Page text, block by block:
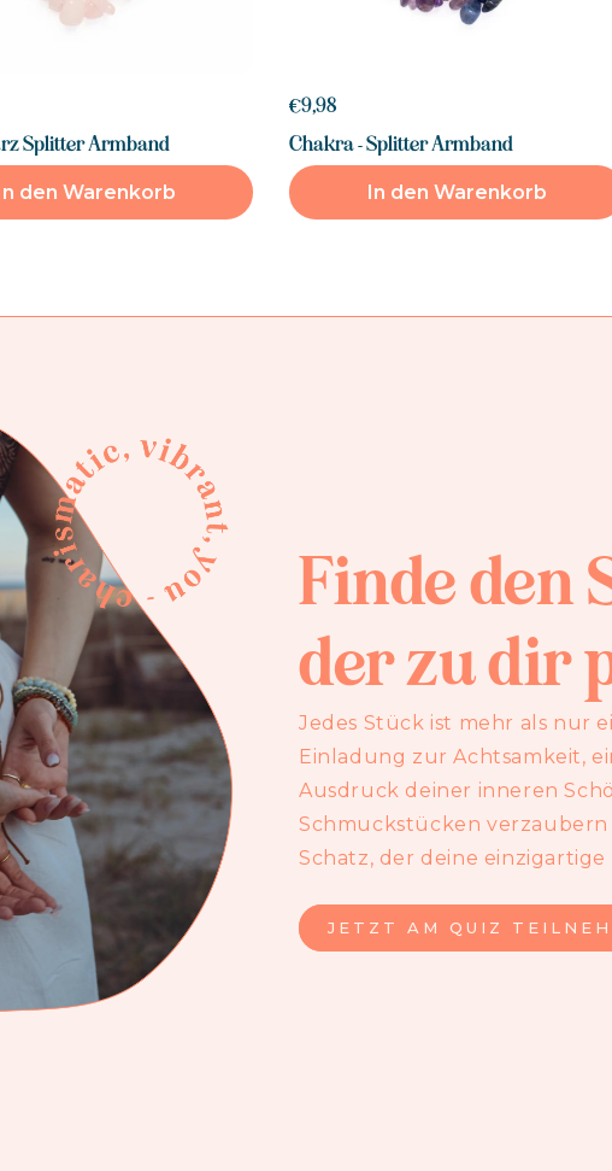
Splitter Armband
den Warenkorb
€9,98
Chakra - Splitter Armband
In den Warenkorb
Finde den
der zu dir
Jedes Stück ist mehr als nur
Einladung zur Achtsamkeit,
Ausdruck deiner inneren
Schmuckstücken
Schatz, der deine
JETZT AM QUIZ